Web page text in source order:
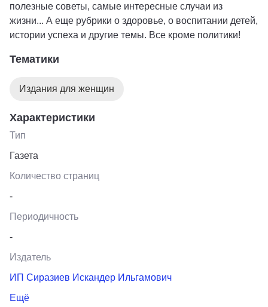
полезные советы, самые интересные случаи из
жизни... А еще рубрики о здоровье, о воспитании детей,
истории успеха и другие темы. Все кроме политики!
Тематики
Издания для женщин
Характеристики
Тип
Газета
Количество страниц
-
Периодичность
-
Издатель
ИП Сиразиев Искандер Ильгамович
Ещё